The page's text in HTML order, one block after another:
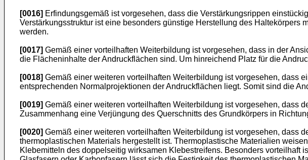
[0016] Erfindungsgemäß ist vorgesehen, dass die Verstärkungsrippen
Verstärkungsstruktur ist eine besonders günstige Herstellung des
werden.
[0017] Gemäß einer vorteilhaften Weiterbildung ist vorgesehen, dass in der
die Flächeninhalte der Andruckflächen sind. Um hinreichend Platz für die
[0018] Gemäß einer weiteren vorteilhaften Weiterbildung ist vorgesehen, dass
entsprechenden Normalprojektionen der Andruckflächen liegt. Somit sind die
[0019] Gemäß einer weiteren vorteilhaften Weiterbildung ist vorgesehen, dass
Zusammenhang eine Verjüngung des Querschnitts des Grundkörpers in
[0020] Gemäß einer weiteren vorteilhaften Weiterbildung ist vorgesehen, dass
thermoplastischen Materials hergestellt ist. Thermoplastische Materialien
Klebemitteln des doppelseitig wirksamen Klebestreifens. Besonders vorteilhaft